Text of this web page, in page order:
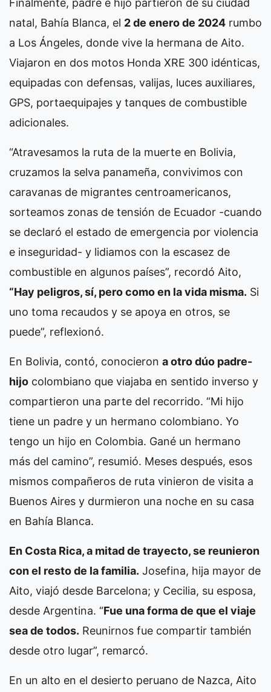
Finalmente, padre e hijo partieron de su ciudad
natal, Bahía Blanca, el 2 de enero de 2024 rumbo
a Los Ángeles, donde vive la hermana de Aito.
Viajaron en dos motos Honda XRE 300 idénticas,
equipadas con defensas, valijas, luces auxiliares,
GPS, portaequipajes y tanques de combustible
adicionales.
“Atravesamos la ruta de la muerte en Bolivia,
cruzamos la selva panameña, convivimos con
caravanas de migrantes centroamericanos,
sorteamos zonas de tensión de Ecuador -cuando
se declaró el estado de emergencia por violencia
e inseguridad- y lidiamos con la escasez de
combustible en algunos países”, recordó Aito,
“Hay peligros, sí, pero como en la vida misma. Si
uno toma recaudos y se apoya en otros, se
puede”, reflexionó.
En Bolivia, contó, conocieron a otro dúo padre-
hijo colombiano que viajaba en sentido inverso y
compartieron una parte del recorrido. “Mi hijo
tiene un padre y un hermano colombiano. Yo
tengo un hijo en Colombia. Gané un hermano
más del camino”, resumió. Meses después, esos
mismos compañeros de ruta vinieron de visita a
Buenos Aires y durmieron una noche en su casa
en Bahía Blanca.
En Costa Rica, a mitad de trayecto, se reunieron
con el resto de la familia. Josefina, hija mayor de
Aito, viajó desde Barcelona; y Cecilia, su esposa,
desde Argentina. “Fue una forma de que el viaje
sea de todos. Reunirnos fue compartir también
desde otro lugar”, remarcó.
En un alto en el desierto peruano de Nazca, Aito